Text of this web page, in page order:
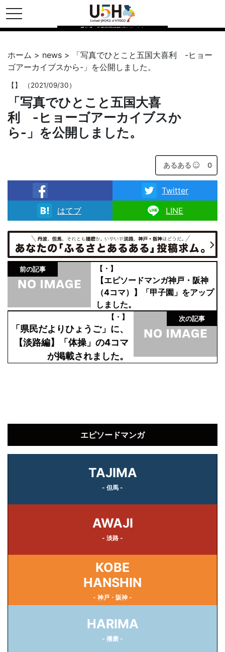
toggle navigation
県公式・兵庫五国連邦プロジェクト
ホーム > news >
「写真でひとこと五国大喜利 -ヒョー
ゴアーカイブスから-」を公開しました。
【 】 （2021/09/30）
「写真でひとこと五国大喜
利 -ヒョーゴアーカイブスか
ら-」を公開しました。
あるある 0
facebook
Twitter
はてブ
LINE
前の記事 【・】
【エピソードマンガ神戸・阪神
（4コマ）】「甲子園」をアップ
しました。
次の記事
【・】
「県民だよりひょうご」に、
【淡路編】「体操」の4コマ
が掲載されました。
エピソードマンガ
TAJIMA
- 但馬 -
AWAJI
- 淡路 -
KOBE
HANSHIN
- 神戸・阪神 -
HARIMA
- 播磨 -